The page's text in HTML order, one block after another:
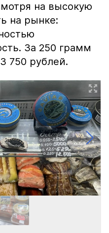
на высокую
на рынке:
За 250 грамм
750 рублей.